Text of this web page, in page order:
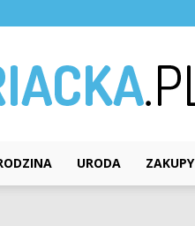
URODA ZAKUPY